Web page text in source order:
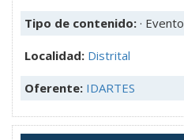
Tipo de contenido: · Evento
Localidad: Distrital
Oferente: IDARTES